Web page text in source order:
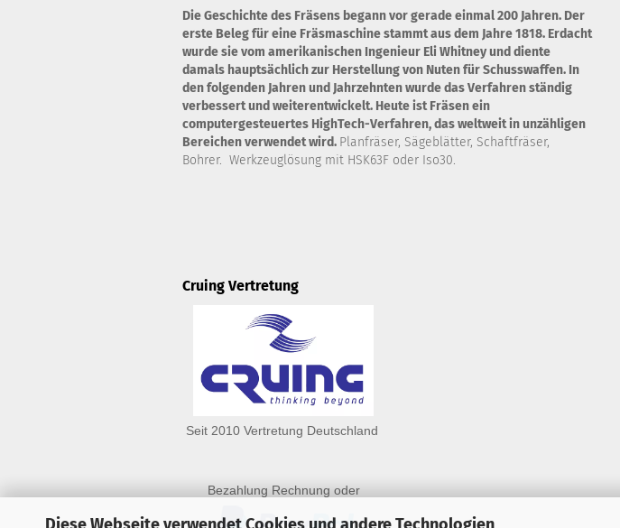
Diese Webseite verwendet Cookies und andere Technologien
Die Geschichte des Fräsens begann vor gerade einmal 200 Jahren. Der
erste Beleg für eine Fräsmaschine stammt aus dem Jahre 1818. Erdacht
wurde sie vom amerikanischen Ingenieur Eli Whitney und diente
damals hauptsächlich zur Herstellung von Nuten für Schusswaffen. In
den folgenden Jahren und Jahrzehnten wurde das Verfahren ständig
verbessert und weiterentwickelt. Heute ist Fräsen ein
computergesteuertes HighTech-Verfahren, das weltweit in unzähligen
Bereichen verwendet wird. Planfräser, Sägeblätter, Schaftfräser,
Bohrer. Werkzeuglösung mit HSK63F oder Iso30.
Cruing Vertretung
Seit 2010 Vertretung Deutschland
Bezahlung Rechnung oder